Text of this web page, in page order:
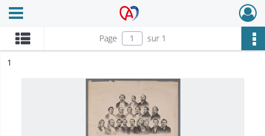
Archives Alsace - Colmar
Ouvrir le menu déroulant
Page sur 1
n°
1